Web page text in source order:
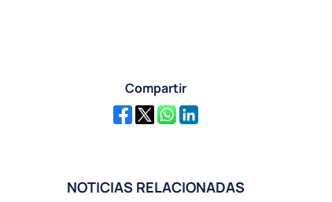
Compartir
NOTICIAS RELACIONADAS